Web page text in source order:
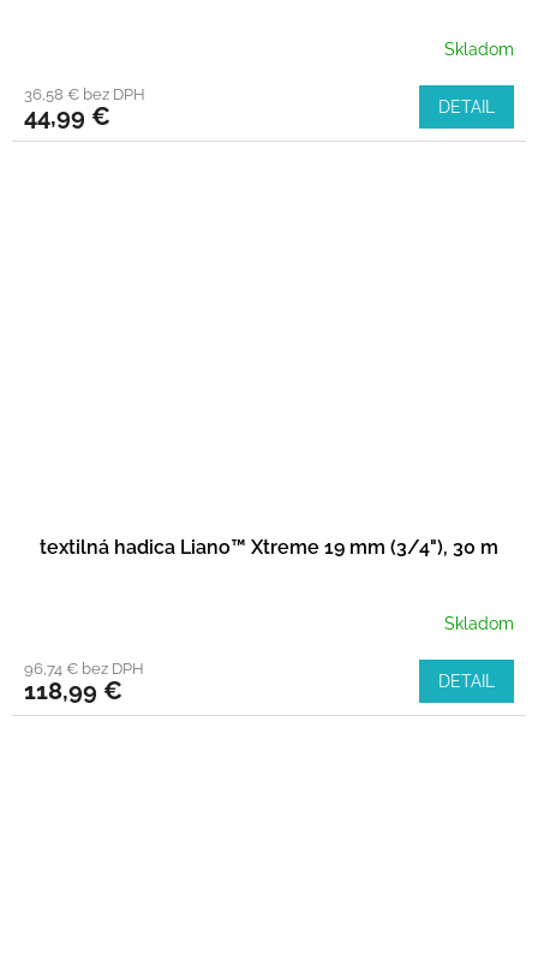
Skladom
36,58 € bez DPH
44,99 € DETAIL
textilná hadica Liano™ Xtreme 19 mm (3/4"), 30 m
Skladom
96,74 € bez DPH
118,99 € DETAIL